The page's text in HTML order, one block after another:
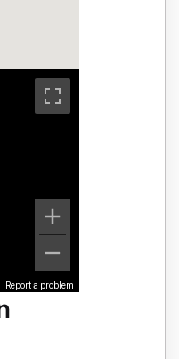
Report a problem